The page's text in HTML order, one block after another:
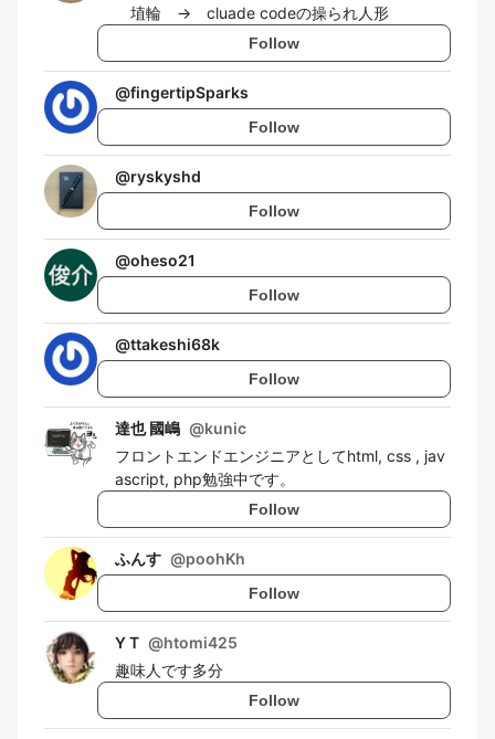
埴輪 → cluade codeの操られ人形
Follow
@fingertipSparks
Follow
@ryskyshd
Follow
@oheso21
Follow
@ttakeshi68k
Follow
達也 國嶋 @kunic
フロントエンドエンジニアとしてhtml, css , jav
ascript, php勉強中です。
Follow
ふんす @poohKh
Follow
Y T @htomi425
趣味人です多分
Follow